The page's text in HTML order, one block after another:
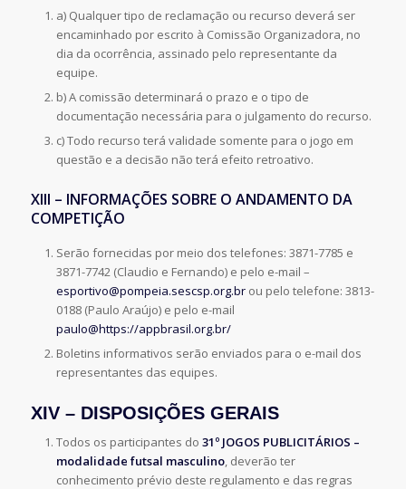
a) Qualquer tipo de reclamação ou recurso deverá ser
encaminhado por escrito à Comissão Organizadora, no
dia da ocorrência, assinado pelo representante da
equipe.
b) A comissão determinará o prazo e o tipo de
documentação necessária para o julgamento do recurso.
c) Todo recurso terá validade somente para o jogo em
questão e a decisão não terá efeito retroativo.
XIII – INFORMAÇÕES SOBRE O ANDAMENTO DA
COMPETIÇÃO
Serão fornecidas por meio dos telefones: 3871-7785 e
3871-7742 (Claudio e Fernando) e pelo e-mail –
esportivo@pompeia.sescsp.org.brou pelo telefone: 3813-
0188 (Paulo Araújo) e pelo e-mail
paulo@https://appbrasil.org.br/
Boletins informativos serão enviados para o e-mail dos
representantes das equipes.
XIV – DISPOSIÇÕES GERAIS
Todos os participantes do 31º JOGOS PUBLICITÁRIOS –
modalidade futsal masculino, deverão ter
conhecimento prévio deste regulamento e das regras